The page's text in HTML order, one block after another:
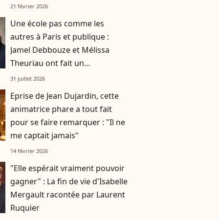
spéciale
21 février 2026
Une école pas comme les
autres à Paris et publique :
Jamel Debbouze et Mélissa
Theuriau ont fait un
compromis pour leurs enfants
31 juillet 2026
Eprise de Jean Dujardin, cette
animatrice phare a tout fait
pour se faire remarquer : "Il ne
me captait jamais"
14 février 2026
"Elle espérait vraiment pouvoir
gagner" : La fin de vie d'Isabelle
Mergault racontée par Laurent
Ruquier